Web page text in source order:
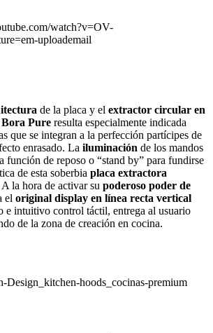
watch?v=OV-
uploademail
de la placa y el extractor circular en
Bora Pure resulta especialmente indicada
que se integran a la perfección partícipes de
enrasado. La iluminación de los mandos
función de reposo o “stand by” para fundirse
de esta soberbia placa extractora
la hora de activar su poderoso poder de
el original display en línea recta vertical
e intuitivo control táctil, entrega al usuario
de la zona de creación en cocina.